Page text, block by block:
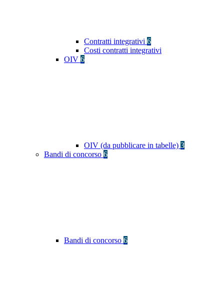
Contratti integrativi 6
Costi contratti integrativi
OIV 6
OIV (da pubblicare in tabelle) 3
Bandi di concorso 6
Bandi di concorso 6